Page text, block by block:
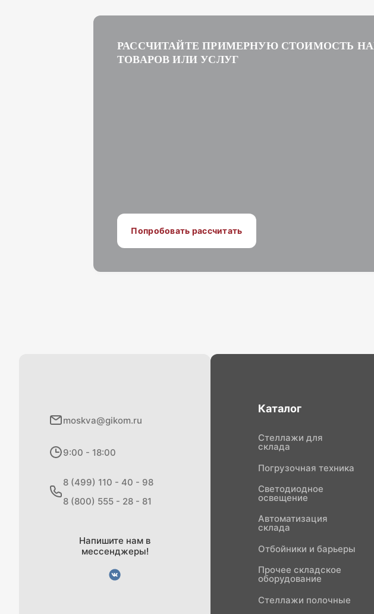
РАССЧИТАЙТЕ ПРИМЕРНУЮ СТОИМОСТЬ
ТОВАРОВ ИЛИ УСЛУГ
Попробовать рассчитать
moskva@gikom.ru
9:00 - 18:00
8 (499) 110 - 40 - 98
8 (800) 555 - 28 - 81
Напишите нам в
мессенджеры!
Каталог
Стеллажи для
склада
Погрузочная техника
Светодиодное
освещение
Автоматизация
склада
Отбойники и барьеры
Прочее складское
оборудование
Стеллажи полочные